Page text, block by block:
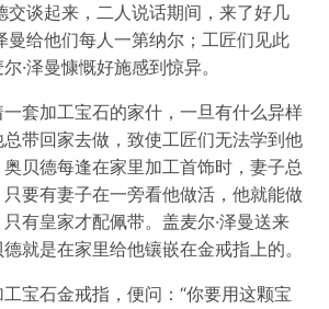
交谈起来，二人说话期间，来了好几
曼给他们每人一第纳尔；工匠们见此
·泽曼慷慨好施感到惊异。
套加工宝石的家什，一旦有什么异样
带回家去做，致使工匠们无法学到他
贝德每逢在家里加工首饰时，妻子总
要有妻子在一旁看他做活，他就能做
有皇家才配佩带。盖麦尔·泽曼送来
就是在家里给他镶嵌在金戒指上的。
宝石金戒指，便问：“你要用这颗宝